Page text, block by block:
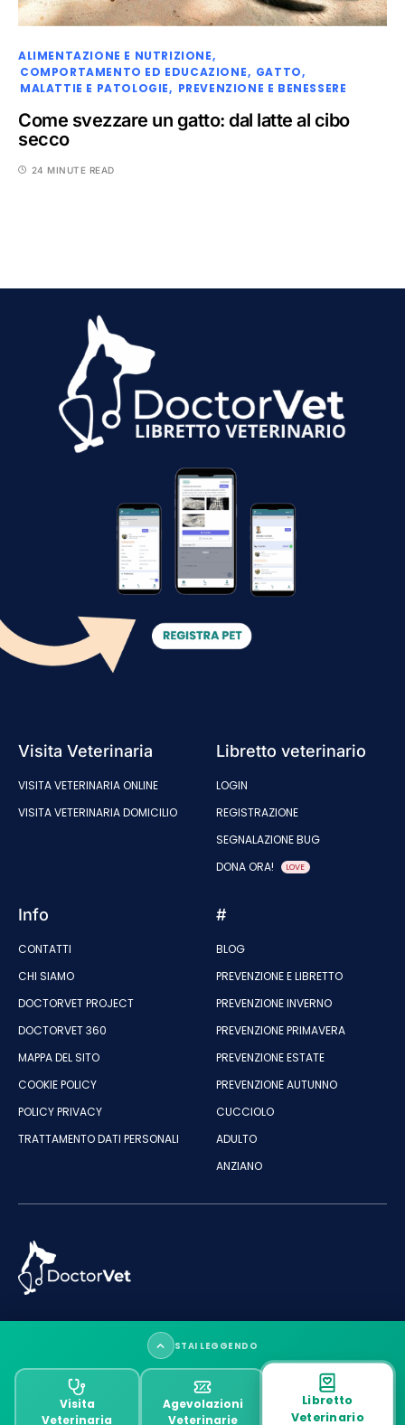
ALIMENTAZIONE E NUTRIZIONE
COMPORTAMENTO ED EDUCAZIONE
GATTO
MALATTIE E PATOLOGIE
PREVENZIONE E BENESSERE
Come svezzare un gatto: dal latte al cibo
secco
24 MINUTE READ
Visita Veterinaria
VISITA VETERINARIA ONLINE
VISITA VETERINARIA DOMICILIO
Libretto veterinario
LOGIN
REGISTRAZIONE
SEGNALAZIONE BUG
DONA ORA!
LOVE
Info
CONTATTI
CHI SIAMO
DOCTORVET PROJECT
DOCTORVET 360
MAPPA DEL SITO
COOKIE POLICY
POLICY PRIVACY
TRATTAMENTO DATI PERSONALI
#
BLOG
PREVENZIONE E LIBRETTO
PREVENZIONE INVERNO
PREVENZIONE PRIMAVERA
PREVENZIONE ESTATE
PREVENZIONE AUTUNNO
CUCCIOLO
ADULTO
ANZIANO
"Il progetto e l'associazione ETS "DoctorVet" sono dedicate alla
cura e al benessere degli animali"
P.IVA e C.F ASSOCIAZIONE DOCTORVET: 18143661009
Designed & Developed by DoctorVet
STAI LEGGENDO
Tra falsi allarmi e leggerezze: cosa rischia davvero il
tuo cane
Visita
Veterinaria
Agevolazioni
Veterinarie
Libretto
Veterinario